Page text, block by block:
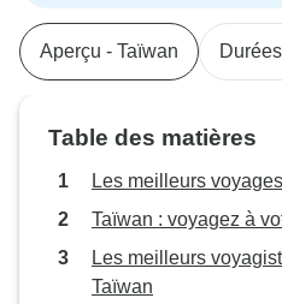
Aperçu - Taïwan Durées
Table des matières
Les meilleurs
Taïwan : voyagez à
Les meilleurs
Taïwan